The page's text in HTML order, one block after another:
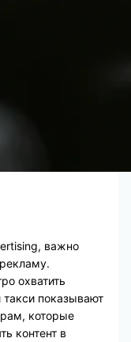
важно
охватить
показывают
которые
контент в